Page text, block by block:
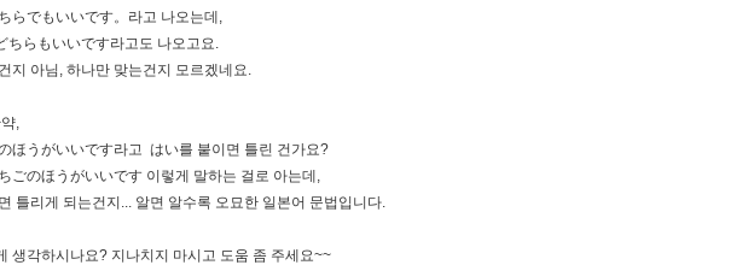
らでもいいです。라고 나오는데,
ちらもいいです라고도 나오고요.
지 아님, 하나만 맞는건지 모르겠네요.
,
ほうがいいです라고 はい를 붙이면 틀린 건가요?
ごのほうがいいです 이렇게 말하는 걸로 아는데,
틀리게 되는건지... 알면 알수록 오묘한 일본어 문법입니다.
생각하시나요? 지나치지 마시고 도움 좀 주세요~~